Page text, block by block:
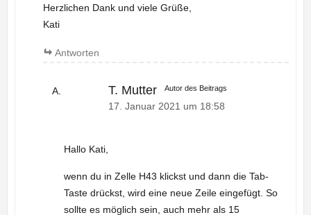
Herzlichen Dank und viele Grüße,
Kati
Antworten
T. Mutter Autor des Beitrags
17. Januar 2021 um 18:58
Hallo Kati,
wenn du in Zelle H43 klickst und dann die Tab-
Taste drückst, wird eine neue Zeile eingefügt. So
sollte es möglich sein, auch mehr als 15